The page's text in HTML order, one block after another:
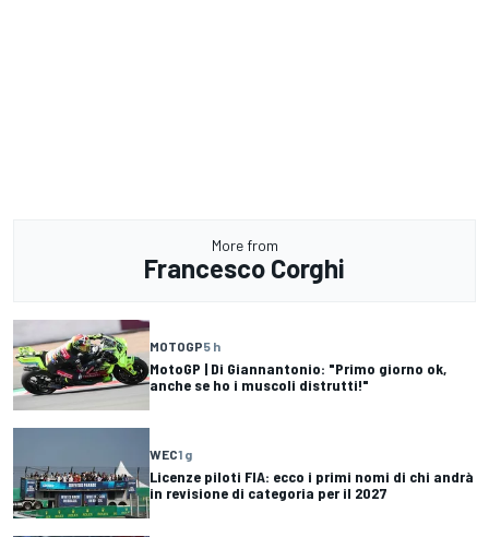
More from
Francesco Corghi
MOTOGP5 h
MotoGP | Di Giannantonio: "Primo giorno ok,
anche se ho i muscoli distrutti!"
WEC1 g
Licenze piloti FIA: ecco i primi nomi di chi andrà
in revisione di categoria per il 2027